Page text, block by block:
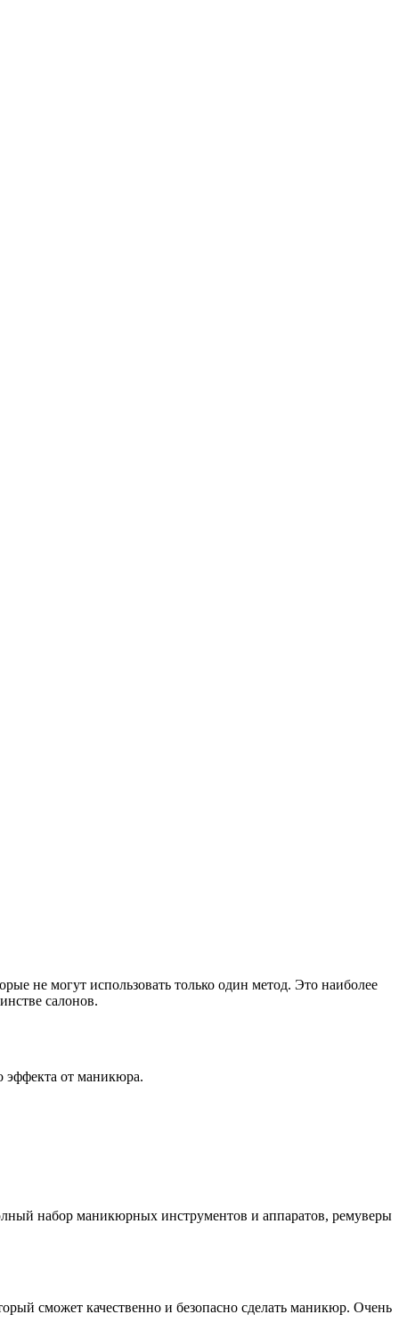
не могут использовать только один метод. Это наиболее
салонов.
эффекта от маникюра.
набор маникюрных инструментов и аппаратов, ремуверы
сможет качественно и безопасно сделать маникюр. Очень